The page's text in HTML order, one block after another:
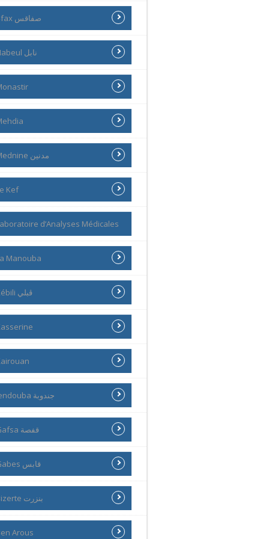
Sfax صفاقس
Nabeul نابل
Mednine مدنين
Kef
d’Analyses Médicales
Manouba
Kébili ڨبلي
Jendouba جندوبة
Gafsa قفصة
Gabes قابس
Bizerte بنزرت
Arous